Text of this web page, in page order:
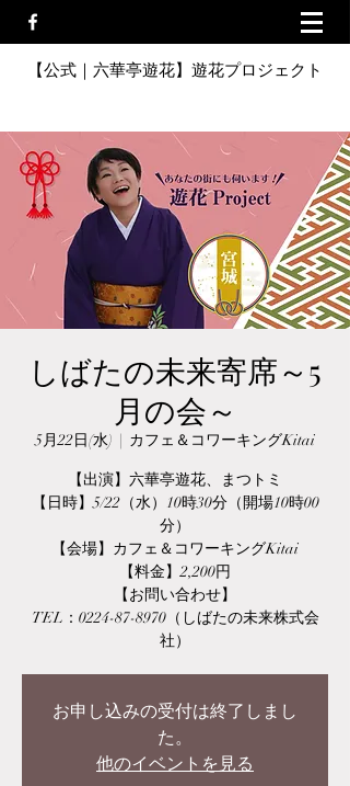
【公式｜六華亭遊花】遊花プロジェクト
しばたの未来寄席～5
月の会～
5月22日(水)
  |
カフェ＆コワーキングKitai
【出演】六華亭遊花、まつトミ
【日時】5/22（水）10時30分（開場10時00
分）
【会場】カフェ＆コワーキングKitai
【料金】2,200円
【お問い合わせ】
TEL：0224-87-8970（しばたの未来株式会
社）
お申し込みの受付は終了しまし
た。
他のイベントを見る